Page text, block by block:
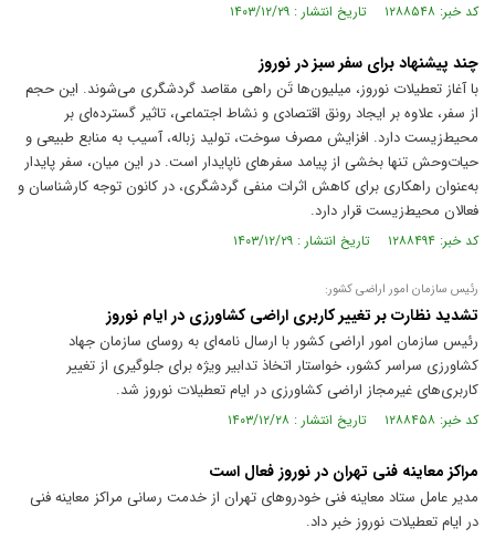
کد خبر: ۱۲۸۸۵۴۸ تاریخ انتشار : ۱۴۰۳/۱۲/۲۹
چند پیشنهاد برای سفر سبز در نوروز
با آغاز تعطیلات نوروز، میلیون‌ها تَن راهی مقاصد گردشگری می‌شوند. این حجم
از سفر، علاوه بر ایجاد رونق اقتصادی و نشاط اجتماعی، تاثیر گسترده‌ای بر
محیط‌زیست دارد. افزایش مصرف سوخت، تولید زباله، آسیب به منابع طبیعی و
حیات‌وحش تنها بخشی از پیامد سفر‌های ناپایدار است. در این میان، سفر پایدار
به‌عنوان راهکاری برای کاهش اثرات منفی گردشگری، در کانون توجه کارشناسان و
فعالان محیط‌زیست قرار دارد.
کد خبر: ۱۲۸۸۴۹۴ تاریخ انتشار : ۱۴۰۳/۱۲/۲۹
رئیس سازمان امور اراضی کشور:
تشدید نظارت بر تغییر کاربری اراضی کشاورزی در ایام نوروز
رئیس سازمان امور اراضی کشور با ارسال نامه‌ای به روسای سازمان جهاد
کشاورزی سراسر کشور، خواستار اتخاذ تدابیر ویژه برای جلوگیری از تغییر
کاربری‌های غیرمجاز اراضی کشاورزی در ایام تعطیلات نوروز شد.
کد خبر: ۱۲۸۸۴۵۸ تاریخ انتشار : ۱۴۰۳/۱۲/۲۸
مراکز معاینه فنی تهران در نوروز فعال است
مدیر عامل ستاد معاینه فنی خودروهای تهران از خدمت رسانی مراکز معاینه فنی
در ایام تعطیلات نوروز خبر داد.